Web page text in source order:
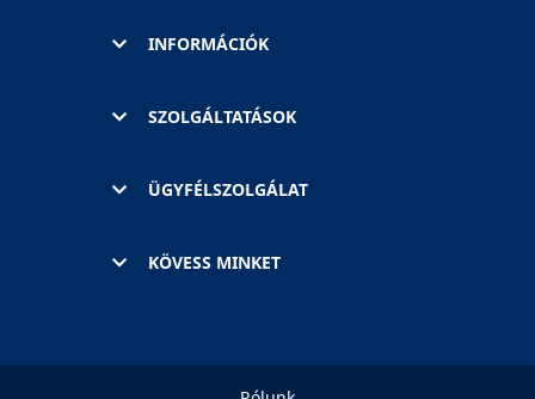
INFORMÁCIÓK
SZOLGÁLTATÁSOK
ÜGYFÉLSZOLGÁLAT
KÖVESS MINKET